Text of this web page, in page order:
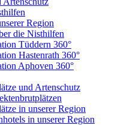
Region
die Nisthilfen
Tüddern 360°
Hastenrath 360°
Aphoven 360°
und Artenschutz
in unserer Region
in unserer Region